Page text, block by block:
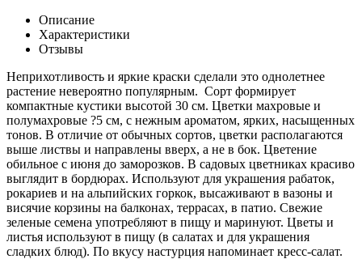
Описание
Характеристики
Отзывы
Неприхотливость и яркие краски сделали это однолетнее
растение невероятно популярным. Сорт формирует
компактные кустики высотой 30 см. Цветки махровые и
полумахровые ?5 см, с нежным ароматом, ярких, насыщенных
тонов. В отличие от обычных сортов, цветки располагаются
выше листвы и направлены вверх, а не в бок. Цветение
обильное с июня до заморозков. В садовых цветниках красиво
выглядит в бордюрах. Используют для украшения рабаток,
рокариев и на альпийских горкок, высаживают в вазоны и
висячие корзины на балконах, террасах, в патио. Свежие
зеленые семена употребляют в пищу и маринуют. Цветы и
листья используют в пищу (в салатах и для украшения
сладких блюд). По вкусу настурция напоминает кресс-салат.